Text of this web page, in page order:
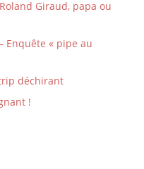
Giraud, papa ou
Enquête « pipe au
déchirant
!